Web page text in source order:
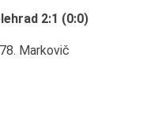
2:1 (0:0)
Markovič